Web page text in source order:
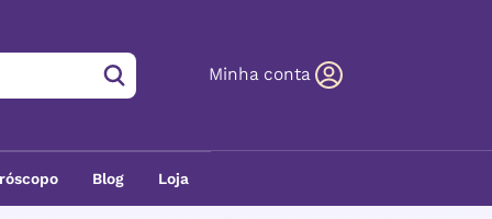
Minha conta
Blog Loja